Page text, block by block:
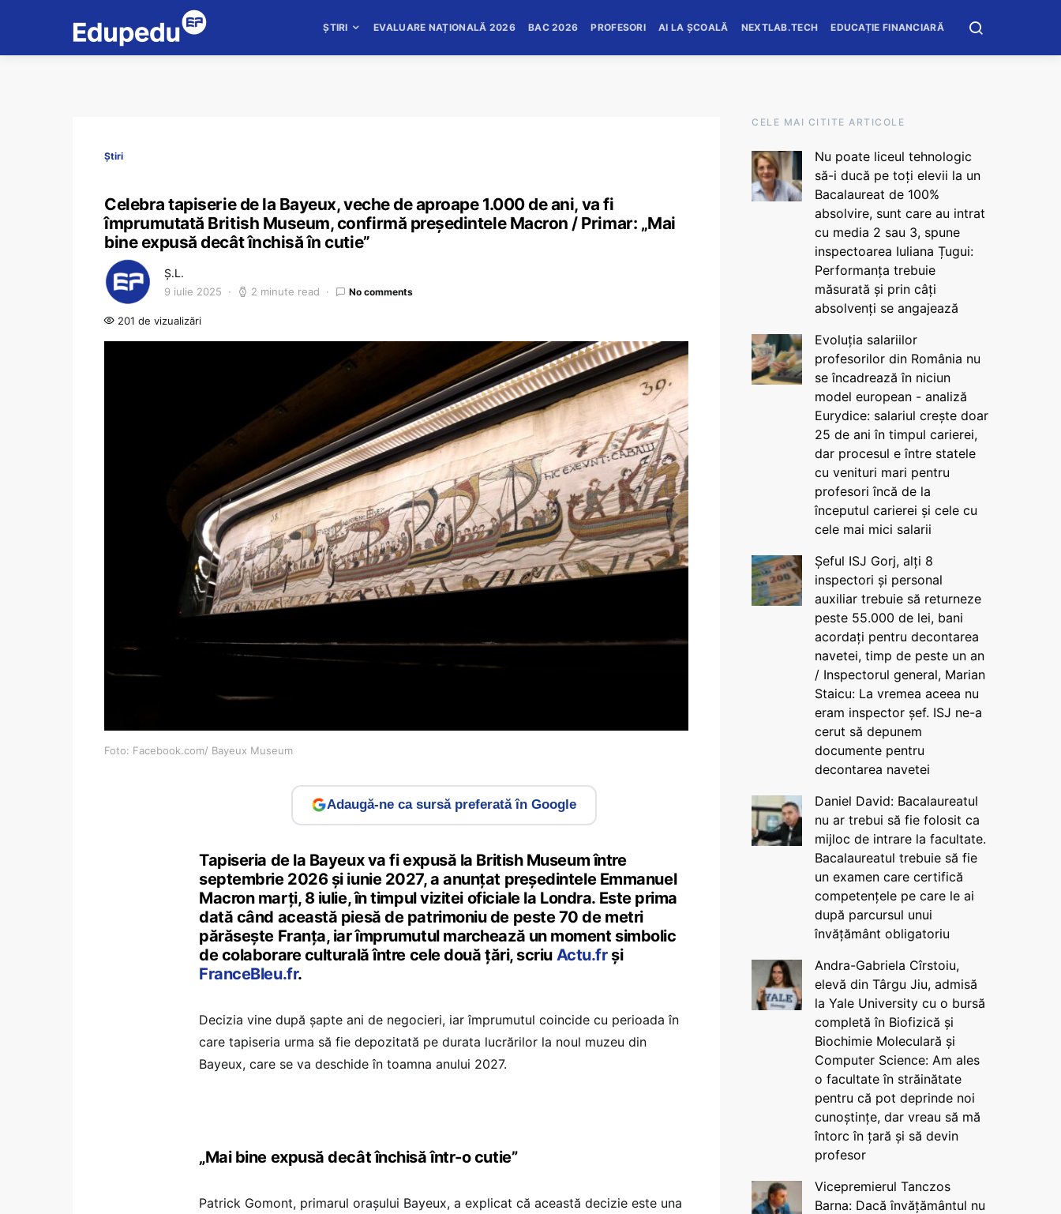
ȘTIRI EVALUARE NAȚIONALĂ 2026 BAC 2026 PROFESORI AI LA ȘCOALĂ NEXTLAB.TECH EDUCAȚIE FINANCIARĂ
Știri
Celebra tapiserie de la Bayeux, veche de aproape 1.000 de ani, va fi
împrumutată British Museum, confirmă președintele Macron / Primar: „Mai
bine expusă decât închisă în cutie”
Ș.L.
9 iulie 2025 2 minute read No comments
201 de vizualizări
Foto: Facebook.com/ Bayeux Museum
Adaugă-ne ca sursă preferată în Google
Tapiseria de la Bayeux va fi expusă la British Museum între
septembrie 2026 și iunie 2027, a anunțat președintele Emmanuel
Macron marți, 8 iulie, în timpul vizitei oficiale la Londra. Este prima
dată când această piesă de patrimoniu de peste 70 de metri
părăsește Franța, iar împrumutul marchează un moment simbolic
de colaborare culturală între cele două țări, scriu Actu.frși
FranceBleu.fr.
Decizia vine după șapte ani de negocieri, iar împrumutul coincide cu perioada în
care tapiseria urma să fie depozitată pe durata lucrărilor la noul muzeu din
Bayeux, care se va deschide în toamna anului 2027.
„Mai bine expusă decât închisă într-o cutie”
Patrick Gomont, primarul orașului Bayeux, a explicat că această decizie este una
CELE MAI CITITE ARTICOLE
Nu poate liceul tehnologic
să-i ducă pe toți elevii la un
Bacalaureat de 100%
absolvire, sunt care au intrat
cu media 2 sau 3, spune
inspectoarea Iuliana Țugui:
Performanța trebuie
măsurată și prin câți
absolvenți se angajează
Evoluția salariilor
profesorilor din România nu
se încadrează în niciun
model european - analiză
Eurydice: salariul crește doar
25 de ani în timpul carierei,
dar procesul e între statele
cu venituri mari pentru
profesori încă de la
începutul carierei și cele cu
cele mai mici salarii
Șeful ISJ Gorj, alți 8
inspectori și personal
auxiliar trebuie să returneze
peste 55.000 de lei, bani
acordați pentru decontarea
navetei, timp de peste un an
/ Inspectorul general, Marian
Staicu: La vremea aceea nu
eram inspector șef. ISJ ne-a
cerut să depunem
documente pentru
decontarea navetei
Daniel David: Bacalaureatul
nu ar trebui să fie folosit ca
mijloc de intrare la facultate.
Bacalaureatul trebuie să fie
un examen care certifică
competențele pe care le ai
după parcursul unui
învățământ obligatoriu
Andra-Gabriela Cîrstoiu,
elevă din Târgu Jiu, admisă
la Yale University cu o bursă
completă în Biofizică și
Biochimie Moleculară și
Computer Science: Am ales
o facultate în străinătate
pentru că pot deprinde noi
cunoștințe, dar vreau să mă
întorc în țară și să devin
profesor
Vicepremierul Tanczos
Barna: Dacă învățământul nu